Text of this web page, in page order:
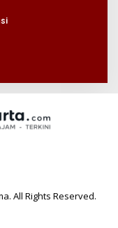
All Rights Reserved.